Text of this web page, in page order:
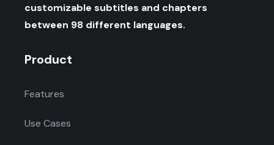
customizable subtitles and chapters
between 98 different languages.
Product
Features
Use Cases